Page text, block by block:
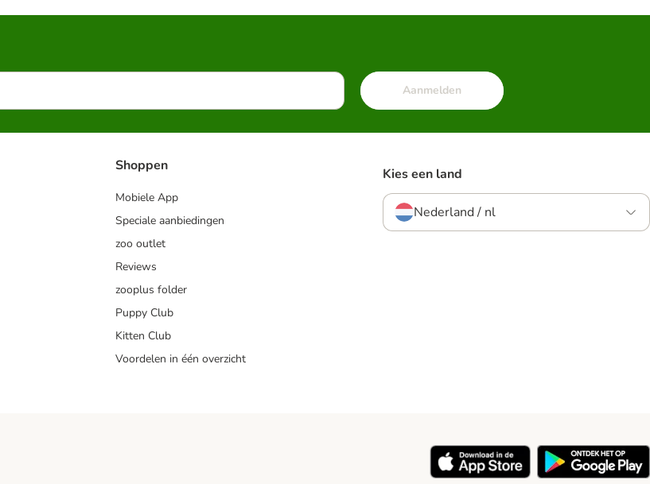
Aanmelden
Shoppen
Mobiele App
Speciale aanbiedingen
zoo outlet
Reviews
zooplus folder
Puppy Club
Kitten Club
Voordelen in één overzicht
Kies een land
Nederland / nl